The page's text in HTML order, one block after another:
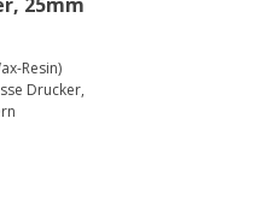
Resin)
Drucker,